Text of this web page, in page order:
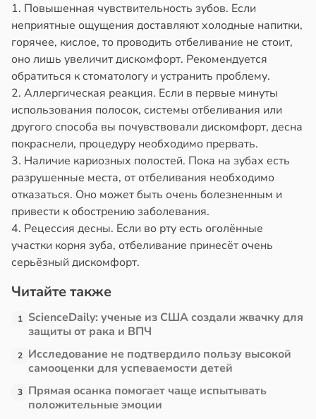
1. Повышенная чувствительность зубов. Если
неприятные ощущения доставляют холодные напитки,
горячее, кислое, то проводить отбеливание не стоит,
оно лишь увеличит дискомфорт. Рекомендуется
обратиться к стоматологу и устранить проблему.
2. Аллергическая реакция. Если в первые минуты
использования полосок, системы отбеливания или
другого способа вы почувствовали дискомфорт, десна
покраснели, процедуру необходимо прервать.
3. Наличие кариозных полостей. Пока на зубах есть
разрушенные места, от отбеливания необходимо
отказаться. Оно может быть очень болезненным и
привести к обострению заболевания.
4. Рецессия десны. Если во рту есть оголённые
участки корня зуба, отбеливание принесёт очень
серьёзный дискомфорт.
Читайте также
1 ScienceDaily: ученые из США создали жвачку для
защиты от рака и ВПЧ
2 Исследование не подтвердило пользу высокой
самооценки для успеваемости детей
3 Прямая осанка помогает чаще испытывать
положительные эмоции